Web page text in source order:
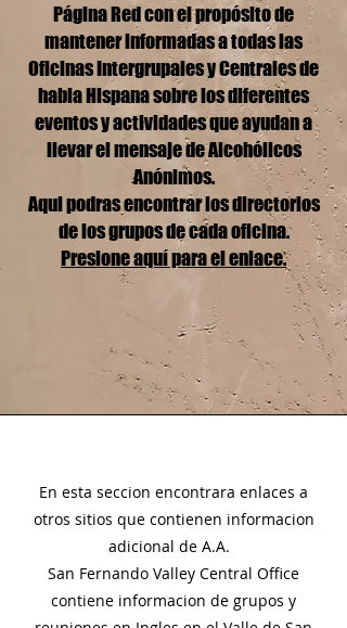
Página Red con el propósito de
mantener informadas a todas las
Oficinas Intergrupales y Centrales de
habla Hispana sobre los diferentes
eventos y actividades que ayudan a
llevar el mensaje de Alcohólicos
Anónimos.
Aqui podras encontrar los directorios
de los grupos de cada oficina.
Presione aquí para el enlace.
En esta seccion encontrara enlaces a
otros sitios que contienen informacion
adicional de A.A.
San Fernando Valley Central Office
contiene informacion de grupos y